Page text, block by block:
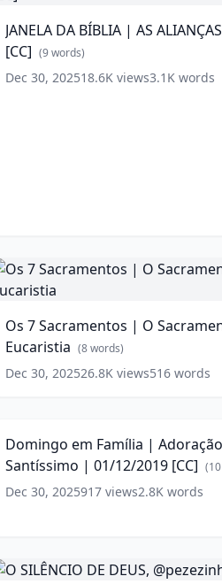
AS
ALIANÇAS
NA
BÍBLIA
JANELA DA BÍBLIA | AS
[CC] (9words)
Dec 30, 202518.6Kviews3.1Kwords
Os
7
Sacramentos
O
Sacramento
da
Eucaristia
Os 7 Sacramentos | O
Eucaristia (8words)
Dec 30, 202526.8K views516words
Domingo
Adoração
ao
Santíssimo
|
words)
Domingo em Família |
Santíssimo | 01/12/2019 [CC] (10
Dec 30, 2025917views2.8K words
SILÊNCIO
DE